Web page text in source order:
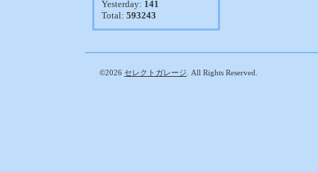
Yesterday: 141
Total: 593243
©2026 セレクトガレージ . All Rights Reserved.